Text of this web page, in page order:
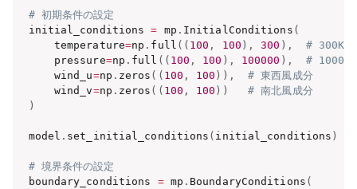
# 初期条件の設定
initial_conditions = mp . InitialConditions (
    temperature
=np . full ( ( 100 , 100 ) , 300 ) ,
# 300Kの
    pressure
=np . full ( ( 100 , 100 ) , 100000 ) ,
#
    wind_u
=np . zeros ( ( 100 , 100 ) ) ,
# 東西風成分
    wind_v
=np . zeros ( ( 100 , 100 ) )
# 南北風成分
)
model . set_initial_conditions ( initial_conditions )
# 境界条件の設定
boundary_conditions = mp . BoundaryConditions (